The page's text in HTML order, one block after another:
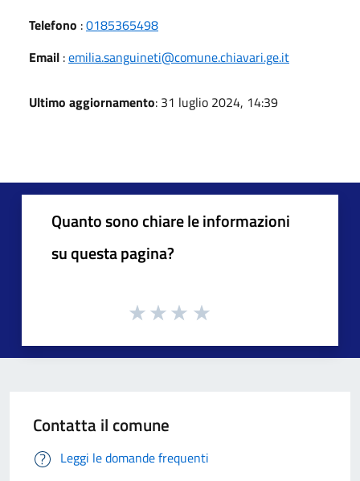
Telefono :0185365498
Email :emilia.sanguineti@comune.chiavari.ge.it
Ultimo aggiornamento: 31 luglio 2024, 14:39
Quanto sono chiare le informazioni
su questa pagina?
Contatta il comune
Leggi le domande frequenti